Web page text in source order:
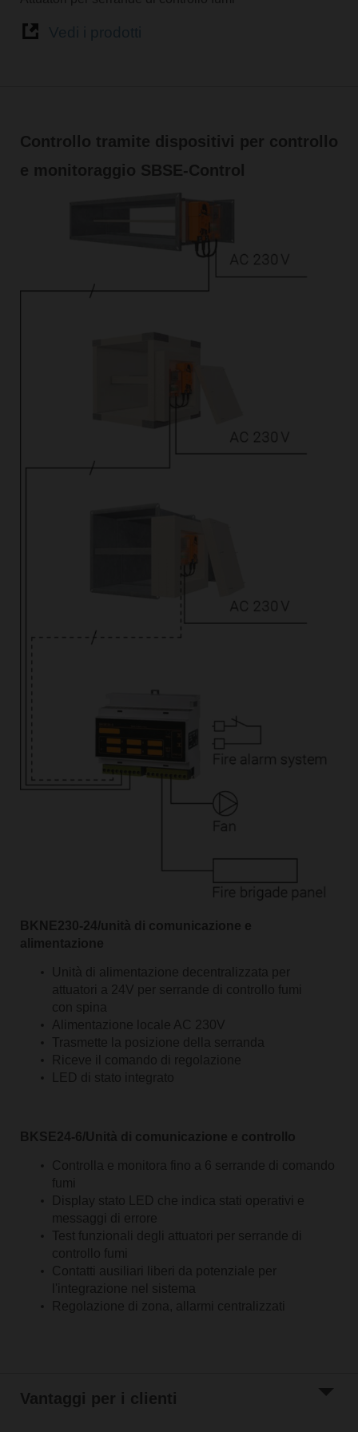
Controllo tramite dispositivi per controllo
e monitoraggio SBSE-Control
BKNE230-24/unità di comunicazione e
alimentazione
Unità di alimentazione decentralizzata per
attuatori a 24V per serrande di controllo fumi
con spina
Alimentazione locale AC 230V
Trasmette la posizione della serranda
Riceve il comando di regolazione
LED di stato integrato
BKSE24-6/Unità di comunicazione e controllo
Controlla e monitora fino a 6 serrande di comando
fumi
Display stato LED che indica stati operativi e
messaggi di errore
Test funzionali degli attuatori per serrande di
controllo fumi
Contatti ausiliari liberi da potenziale per
l'integrazione nel sistema
Regolazione di zona, allarmi centralizzati
Vantaggi per i clienti